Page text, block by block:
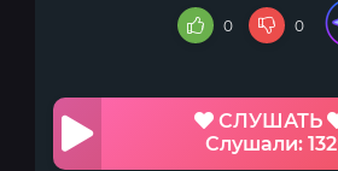
0 0
СЛУШАТЬ
Слушали: 132